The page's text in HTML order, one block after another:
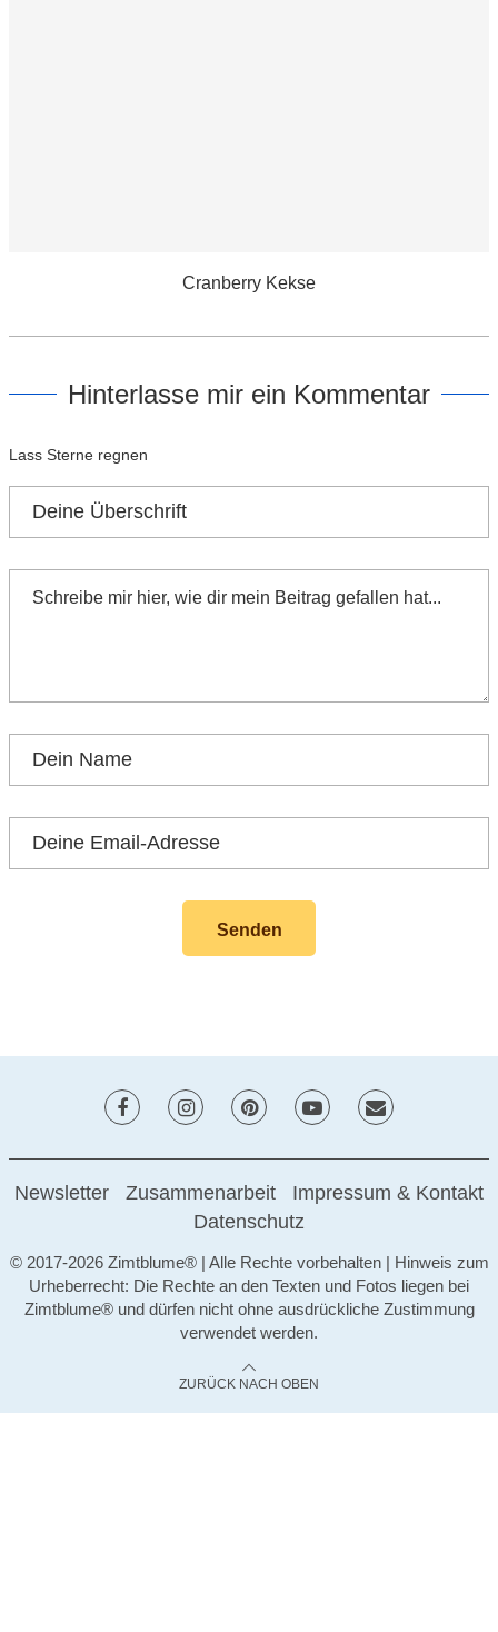
Cranberry Kekse
Hinterlasse mir ein Kommentar
Lass Sterne regnen
Newsletter Zusammenarbeit
Impressum & Kontakt
Datenschutz
© 2017-2026 Zimtblume® | Alle Rechte vorbehalten | Hinweis zum
Urheberrecht: Die Rechte an den Texten und Fotos liegen bei
Zimtblume® und dürfen nicht ohne ausdrückliche Zustimmung
verwendet werden.
ZURÜCK NACH OBEN